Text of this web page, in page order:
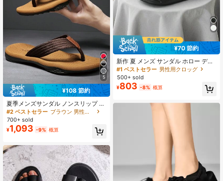
5
¥108 節約
夏季メンズサンダル ノンスリップ ビ
ーチ サンダル カジュアル 休日用ス
リッパ 男性用靴
#2 ベストセラー
ブラウン 男性用サンダル
700+ sold
¥1,093 -9% 概算
¥70 節約
新作 夏 メンズ サンダル ホロー デザ
イン、滑り止め厚底 閉じ式トウ ビー
チサンダル、快適アウトドアスライ
ド ユニセックス
#1 ベストセラー 男性用クロッグ
500+ sold
¥803 -8% 概算